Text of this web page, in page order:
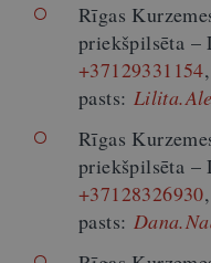
Rīgas
priekšpilsēta –
+37129331154
pasts:
Rīgas
priekšpilsēta –
+37128326930
pasts: